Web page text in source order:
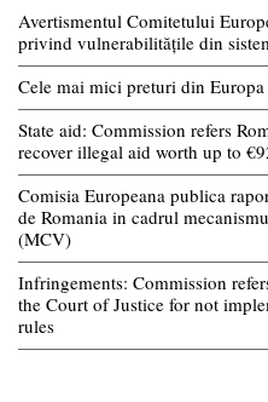
Avertismentul Comitetului
privind vulnerabilitățile din
Cele mai mici preturi din
State aid: Commission refers
recover illegal aid worth up to
Comisia Europeana publica
de Romania in cadrul
(MCV)
Infringements: Commission
the Court of Justice for not
rules